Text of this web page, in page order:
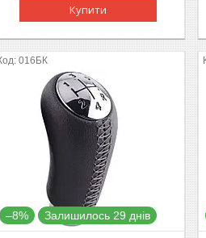
Купити
016БК
–8% Залишилось 29 днів